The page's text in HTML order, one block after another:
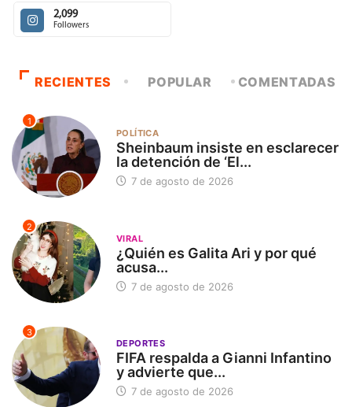
2,099
Followers
RECIENTES POPULAR COMENTADAS
1
POLÍTICA
Sheinbaum insiste en esclarecer
la detención de ‘El...
7 de agosto de 2026
2
VIRAL
¿Quién es Galita Ari y por qué
acusa...
7 de agosto de 2026
3
DEPORTES
FIFA respalda a Gianni Infantino
y advierte que...
7 de agosto de 2026